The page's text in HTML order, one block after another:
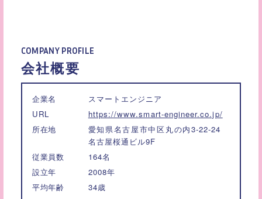
COMPANY PROFILE
会社概要
企業名
スマートエンジニア
URL
https://www.smart-engineer.co.jp/
所在地
愛知県名古屋市中区丸の内3-22-24
名古屋桜通ビル9F
従業員数
164名
設立年
2008年
平均年齢
34歳